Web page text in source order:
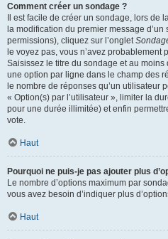
Comment créer un sondage ?
Il est facile de créer un sondage, lors de
la modification du premier message d’un
permissions), cliquez sur l’onglet
le voyez pas, vous n’avez probablement
Saisissez le titre du sondage et au
une option par ligne dans le champ des
le nombre de réponses qu’un utilisateur
« Option(s) par l’utilisateur », limiter la
pour une durée illimitée) et enfin
vote.
Haut
Pourquoi ne puis-je pas ajouter plus
Le nombre d’options maximum par
vous avez besoin d’indiquer plus
Haut